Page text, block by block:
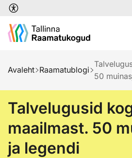
Liigu edasi põhisisu juurde
Avaleht Raamatublogi
50
Talvelugusid
maailmast. 50
ja legendi